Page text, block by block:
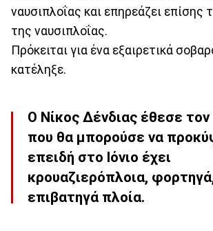
ναυσιπλοΐας και επηρεάζει επίσης
της ναυσιπλοΐας.
Πρόκειται για ένα εξαιρετικά
κατέληξε.
Ο Νίκος Δένδιας έθεσε τον
που θα μπορούσε να
επειδή στο Ιόνιο έχει
κρουαζιερόπλοια,
επιβατηγά πλοία.